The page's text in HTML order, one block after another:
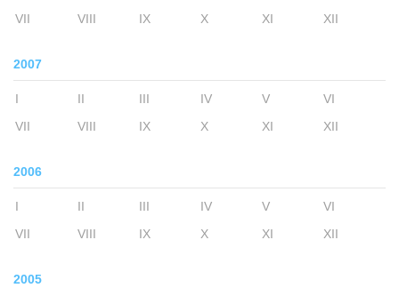
VII
VIII IX X XI XII
2007
I II III IV V
VI
VII
VIII IX X XI XII
2006
I II III IV V
VI
VII
VIII IX X XI XII
2005